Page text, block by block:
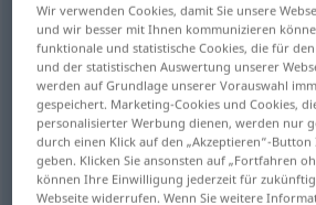
goniometer [gouniˈ(ɒ)mitə(r); -mə-]s
Übersicht aller Übersetzungen
(Für mehr Details die Übersetzung
Goniometer, Winkelmesser,
Peilungswinkelmesser
Wir verwenden Cookies, damit Sie unsere
und wir besser mit Ihnen kommunizieren
funktionale und statistische Cookies, die für
und der statistischen Auswertung unserer
werden auf Grundlage unserer Vorauswahl
gespeichert. Marketing-Cookies und Cookies,
personalisierter Werbung dienen, werden nur
durch einen Klick auf den „Akzeptieren“-
geben. Klicken Sie ansonsten auf „Fortfahren
können Ihre Einwilligung jederzeit für
Webseite widerrufen. Wenn Sie weitere